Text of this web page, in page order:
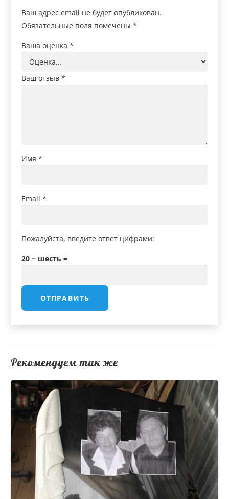
Ваш адрес email не будет опубликован.
Обязательные поля помечены *
Ваша оценка *
Ваш отзыв *
Имя *
Email *
Пожалуйста, введите ответ цифрами:
20 − шесть =
Рекомендуем так же